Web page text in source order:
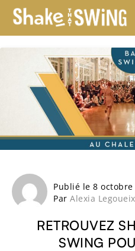
Publié le 8 octobre
Par Alexia Legoueix
RETROUVEZ
SWING